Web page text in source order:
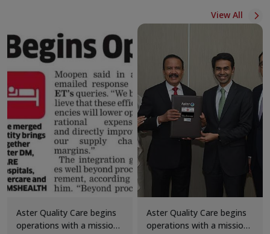
View All
​Aster Quality Care begins
operations with a mission
Aster Quality Care begins
operations with a mission